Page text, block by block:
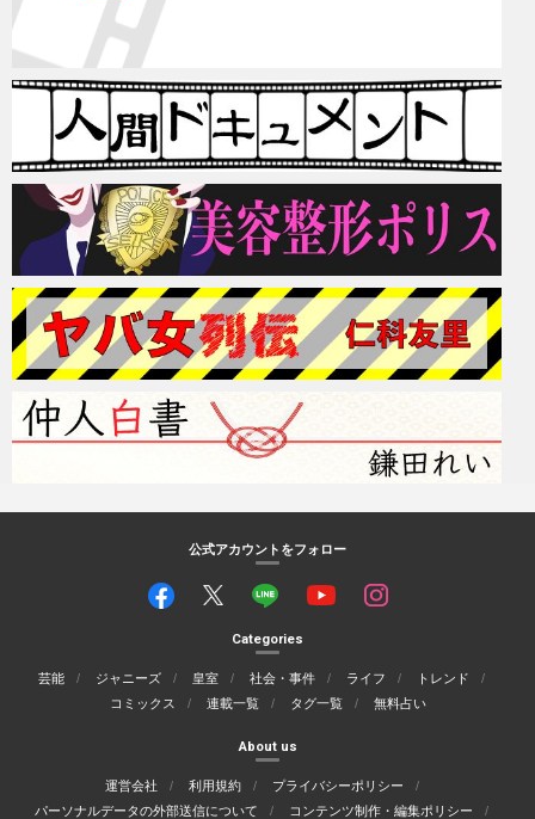
公式アカウントをフォロー
Categories
芸能 ジャニーズ 皇室 社会・事件 ライフ
トレンド
コミックス
連載一覧 タグ一覧 無料占い
About us
運営会社 利用規約
プライバシーポリシー
パーソナルデータの外部送信について
コンテンツ制作・編集ポリシー